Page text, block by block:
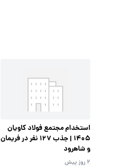
استخدام مجتمع فولاد کاویان
1405 | جذب 127 نفر در فریمان
و شاهرود
2 روز پیش